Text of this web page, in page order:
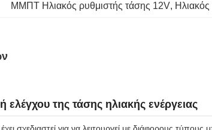
ΜΜΠΤ Ηλιακός ρυθμιστής τάσης 12V,
ελέγχου της τάσης ηλιακής ενέργειας